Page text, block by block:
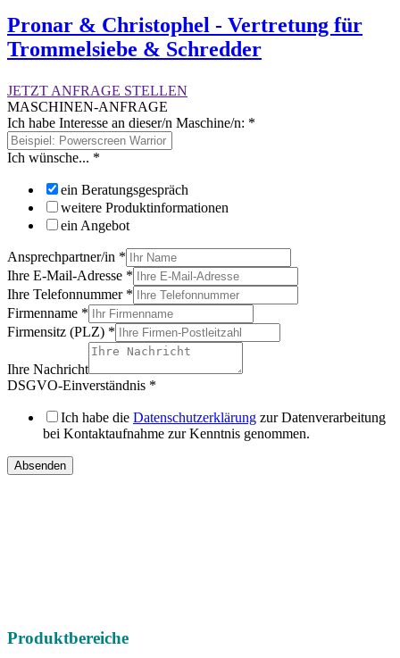
Pronar & Christophel - Vertretung für
Trommelsiebe & Schredder
JETZT ANFRAGE STELLEN
MASCHINEN-ANFRAGE
Ich habe Interesse an dieser/n Maschine/n: *
Ich wünsche... *
ein Beratungsgespräch
weitere Produktinformationen
ein Angebot
Ansprechpartner/in *
Ihre E-Mail-Adresse *
Ihre Telefonnummer *
Firmenname *
Firmensitz (PLZ) *
Ihre Nachricht
DSGVO-Einverständnis *
Ich habe die Datenschutzerklärung zur Datenverarbeitung
bei Kontaktaufnahme zur Kenntnis genommen.
Absenden
Produktbereiche